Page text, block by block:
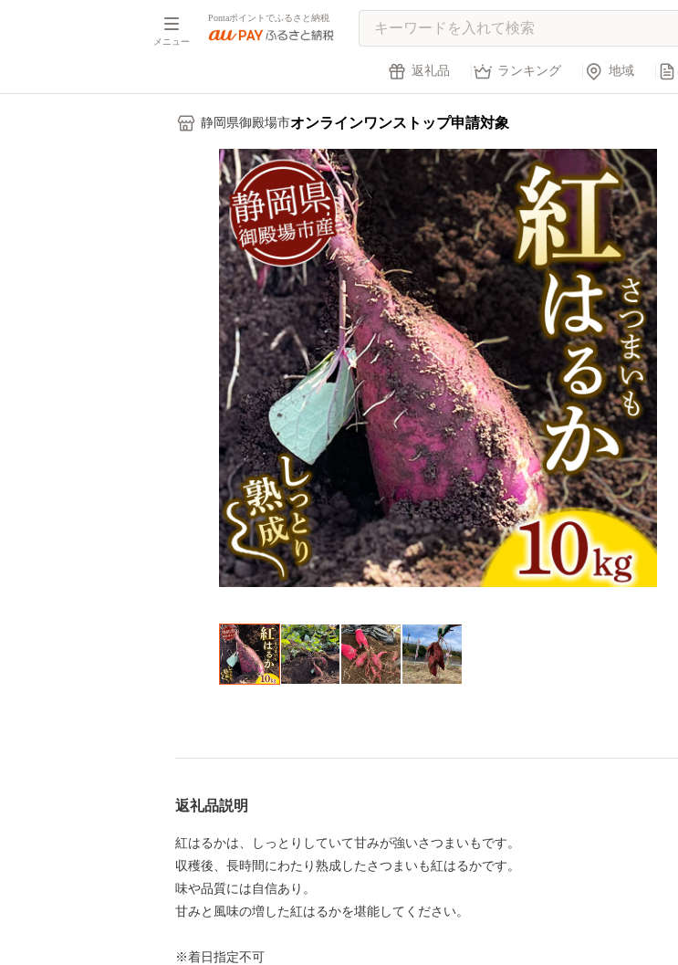
メニュー
Pontaポイントでふるさと納税
返礼品 ランキング 地域
静岡県御殿場市オンラインワンストップ申請対象
返礼品説明
紅はるかは、しっとりしていて甘みが強いさつまいもです。
収穫後、長時間にわたり熟成したさつまいも紅はるかです。
味や品質には自信あり。
甘みと風味の増した紅はるかを堪能してください。
※着日指定不可